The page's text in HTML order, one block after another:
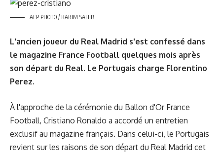
AFP PHOTO / KARIM SAHIB
L'ancien joueur du Real Madrid s'est confessé dans
le magazine France Football quelques mois après
son départ du Real. Le Portugais charge Florentino
Perez.
À l'approche de la cérémonie du Ballon d'Or France
Football, Cristiano Ronaldo a accordé un entretien
exclusif au magazine français. Dans celui-ci, le Portugais
revient sur les raisons de son départ du Real Madrid cet